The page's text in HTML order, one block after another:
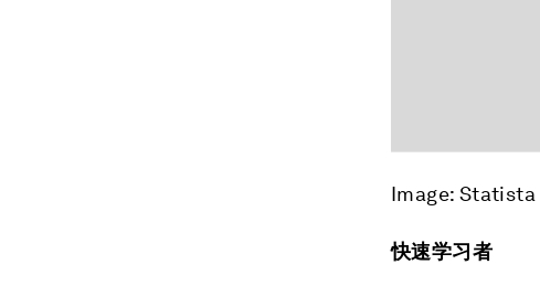
Image: Statista
快速学习者